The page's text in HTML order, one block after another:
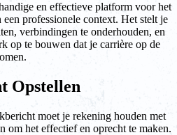
en effectieve platform voor het
professionele context. Het stelt je
verbindingen te onderhouden, en
op te bouwen dat je carrière op de
Opstellen
moet je rekening houden met
om het effectief en oprecht te maken.